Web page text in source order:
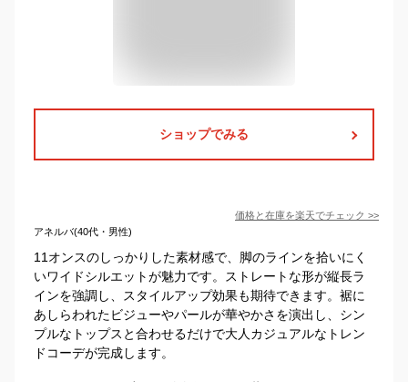
ショップでみる
価格と在庫を楽天でチェック >>
アネルバ(40代・男性)
11オンスのしっかりした素材感で、脚のラインを拾いにく
いワイドシルエットが魅力です。ストレートな形が縦長ラ
インを強調し、スタイルアップ効果も期待できます。裾に
あしらわれたビジューやパールが華やかさを演出し、シン
プルなトップスと合わせるだけで大人カジュアルなトレン
ドコーデが完成します。